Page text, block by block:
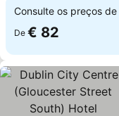
Consulte os preços de
De € 82